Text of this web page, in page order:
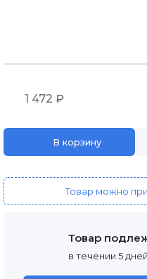
1 472 ₽
В корзину
Товар можно
Товар
в течении 5